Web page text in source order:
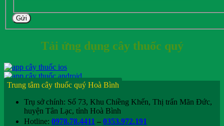
Gửi
Tải ứng dụng cây thuốc quý
Trung tâm cây thuốc quý Hoà Bình
Trụ sở chính: Số 73, Khu Chiềng Khến, Thị trấn Mãn Đức,
huyện Tân Lạc, tỉnh Hoà Bình
Hotline: 0978.78.4411 – 0353.972.191